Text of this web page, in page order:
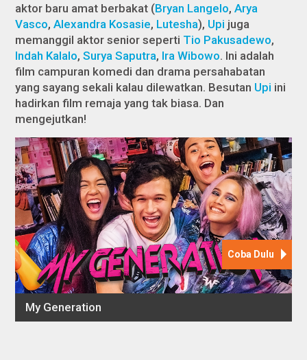
aktor baru amat berbakat (Bryan Langelo,Arya
Vasco,Alexandra Kosasie, Lutesha), Upi juga
memanggil aktor senior seperti Tio Pakusadewo,
Indah Kalalo,Surya Saputra, Ira Wibowo. Ini adalah
film campuran komedi dan drama persahabatan
yang sayang sekali kalau dilewatkan. Besutan Upi ini
hadirkan film remaja yang tak biasa. Dan
mengejutkan!